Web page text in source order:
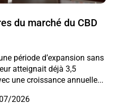
du marché du CBD
période d’expansion sans
atteignait déjà 3,5
une croissance annuelle...
2026